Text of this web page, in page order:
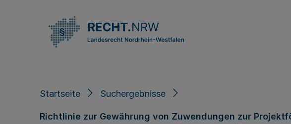
Startseite Suchergebnisse
Richtlinie zur Gewährung von Zuwendungen zur